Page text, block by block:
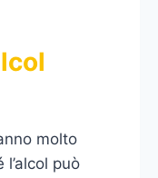
molto
l’alcol può